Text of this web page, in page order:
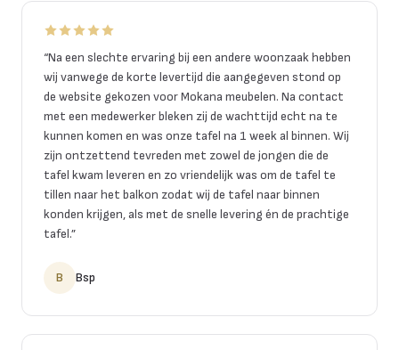
“Na een slechte ervaring bij een andere woonzaak hebben
wij vanwege de korte levertijd die aangegeven stond op
de website gekozen voor Mokana meubelen. Na contact
met een medewerker bleken zij de wachttijd echt na te
kunnen komen en was onze tafel na 1 week al binnen. Wij
zijn ontzettend tevreden met zowel de jongen die de
tafel kwam leveren en zo vriendelijk was om de tafel te
tillen naar het balkon zodat wij de tafel naar binnen
konden krijgen, als met de snelle levering én de prachtige
tafel.”
B Bsp